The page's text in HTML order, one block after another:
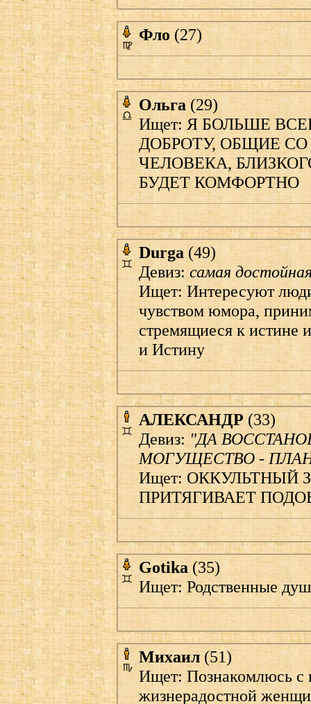
Фло (27)
Ольга (29)
Ищет: Я БОЛЬШЕ
ДОБРОТУ, ОБЩИЕ
ЧЕЛОВЕКА,
БУДЕТ КОМФОРТНО
Durga (49)
Девиз:самая
Ищет: Интересуют
чувством юмора,
стремящиеся к истине
и Истину
АЛЕКСАНДР (33)
Девиз: "ДА
МОГУЩЕСТВО -
Ищет: ОККУЛЬТНЫЙ
ПРИТЯГИВАЕТ
Gotika (35)
Ищет: Родственные
Михаил (51)
Ищет: Познакомлюсь с
жизнерадостной